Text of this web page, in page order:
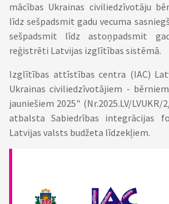
mācības Ukrainas civiliedzīvotāju
līdz sešpadsmit gadu vecuma
sešpadsmit līdz astoņpadsmit
reģistrēti Latvijas izglītības sistēmā.
Izglītības attīstības centra (IAC)
Ukrainas civiliedzīvotājiem -
jauniešiem 2025" (Nr.2025.LV/
atbalsta Sabiedrības integrācijas
Latvijas valsts budžeta līdzekļiem.